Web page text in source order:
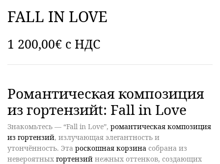
FALL IN LOVE
1 200,00€ c НДС
Романтическая композиция
из гортензийt: Fall in Love
Знакомьтесь — “Fall in Love”, романтическая композиция
из гортензий, излучающая элегантность и
утончённость. Эта роскошная корзина собрана из
невероятных гортензий нежных оттенков, создающих